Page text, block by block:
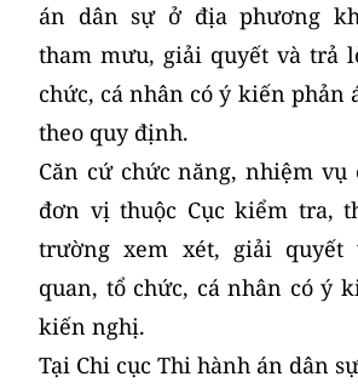
án dân sự ở địa phương
tham mưu, giải quyết và trả
chức, cá nhân có ý kiến phản
theo quy định.
Căn cứ chức năng, nhiệm vụ
đơn vị thuộc Cục kiểm tra,
trường xem xét, giải
quan, tổ chức, cá nhân có ý
kiến nghị.
Tại Chi cục Thi hành án dân